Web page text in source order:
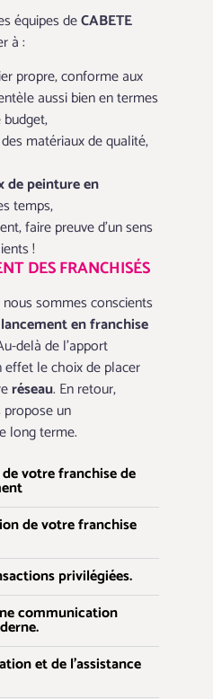
équipes deCABETE
à :
propre, conforme aux
aussi bien en termes
matériaux de qualité,
de peinture en
temps,
faire preuve d’un sens
!
DES FRANCHISÉS
nous sommes conscients
lancement en franchise
delà de l’apport
effet le choix de placer
réseau. En retour,
un
long terme.
votre franchise de
de votre franchise
privilégiées.
communication
et de l’assistance